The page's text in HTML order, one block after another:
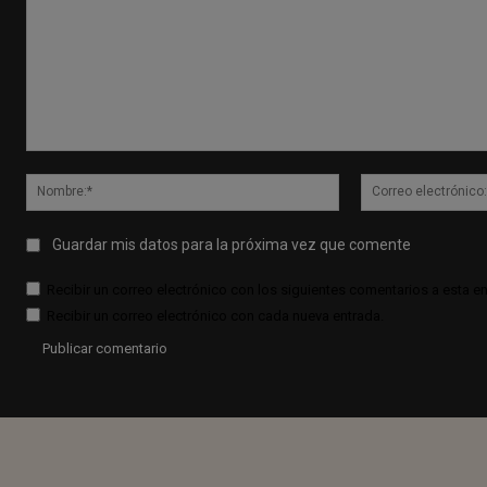
Nombre:*
Guardar mis datos para la próxima vez que comente